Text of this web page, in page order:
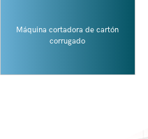
Máquina cortadora de cartón
corrugado